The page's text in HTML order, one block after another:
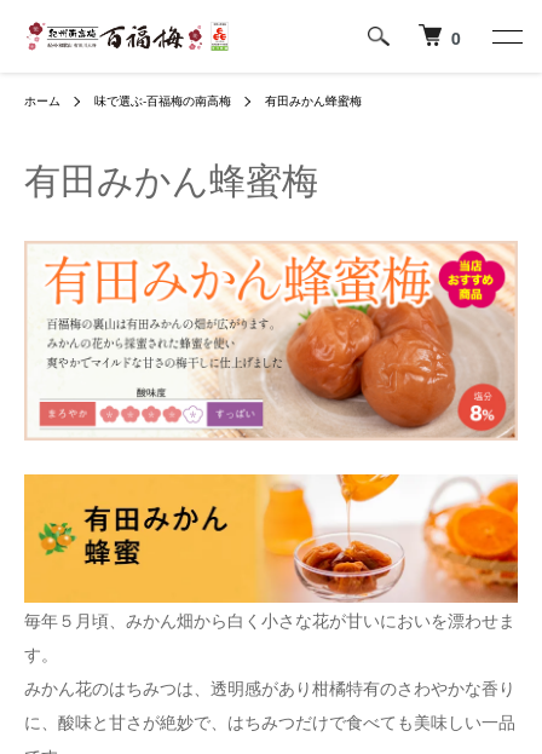
0
ホーム 味で選ぶ-百福梅の南高梅 有田みかん蜂蜜梅
有田みかん蜂蜜梅
毎年５月頃、みかん畑から白く小さな花が甘いにおいを漂わせま
す。
みかん花のはちみつは、透明感があり柑橘特有のさわやかな香り
に、酸味と甘さが絶妙で、はちみつだけで食べても美味しい一品